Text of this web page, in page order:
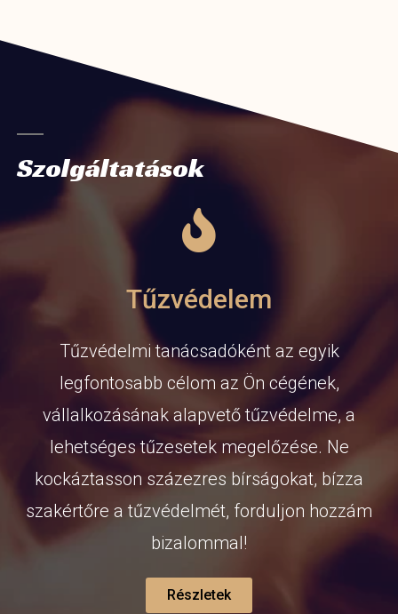
Szolgáltatások
Tűzvédelem
Tűzvédelmi tanácsadóként az egyik
legfontosabb célom az Ön cégének,
vállalkozásának alapvető tűzvédelme, a
lehetséges tűzesetek megelőzése. Ne
kockáztasson százezres bírságokat, bízza
szakértőre a tűzvédelmét, forduljon hozzám
bizalommal!
Részletek